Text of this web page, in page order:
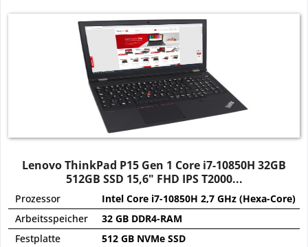
Lenovo ThinkPad P15 Gen 1 Core i7-10850H 32GB
512GB SSD 15,6" FHD IPS T2000...
Prozessor
Intel Core i7-10850H 2,7 GHz (Hexa-Core)
Arbeitsspeicher
32 GB DDR4-RAM
Festplatte
512 GB NVMe SSD